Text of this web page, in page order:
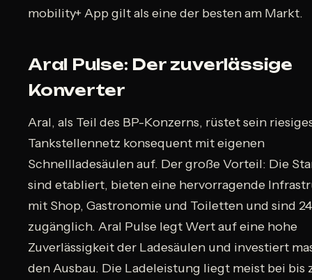
mobility+ App gilt als eine der besten am Markt.
Aral Pulse: Der zuverlässige
Konverter
Aral, als Teil des BP-Konzerns, rüstet sein
Tankstellennetz konsequent mit eigenen
Schnellladesäulen auf. Der große Vorteil: Die
sind etabliert, bieten eine hervorragende
mit Shop, Gastronomie und Toiletten und sind
zugänglich. Aral Pulse legt Wert auf eine hohe
Zuverlässigkeit der Ladesäulen und investiert
den Ausbau. Die Ladeleistung liegt meist bei bis